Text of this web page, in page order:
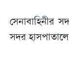
সেনাবাহিনীর
সদর